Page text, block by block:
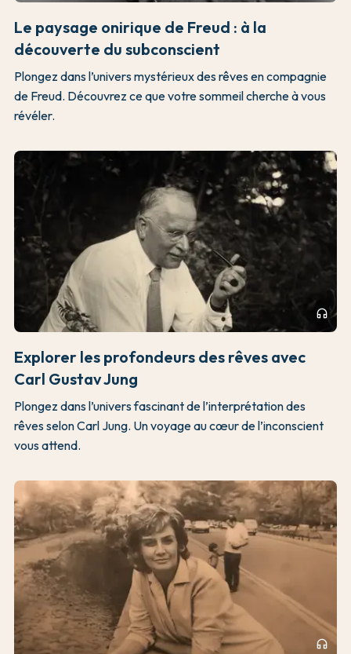
Le paysage onirique de Freud : à la
découverte du subconscient
Plongez dans l’univers mystérieux des rêves en compagnie
de Freud. Découvrez ce que votre sommeil cherche à vous
révéler.
headphones
Explorer les profondeurs des rêves avec
Carl Gustav Jung
Plongez dans l’univers fascinant de l’interprétation des
rêves selon Carl Jung. Un voyage au cœur de l’inconscient
vous attend.
headphones